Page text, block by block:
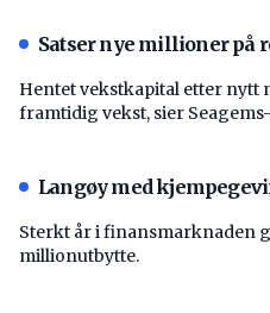
Satser nye millioner på
Hentet vekstkapital etter nytt
framtidig vekst, sier
Langøy med
Sterkt år i finansmarknaden
millionutbytte.